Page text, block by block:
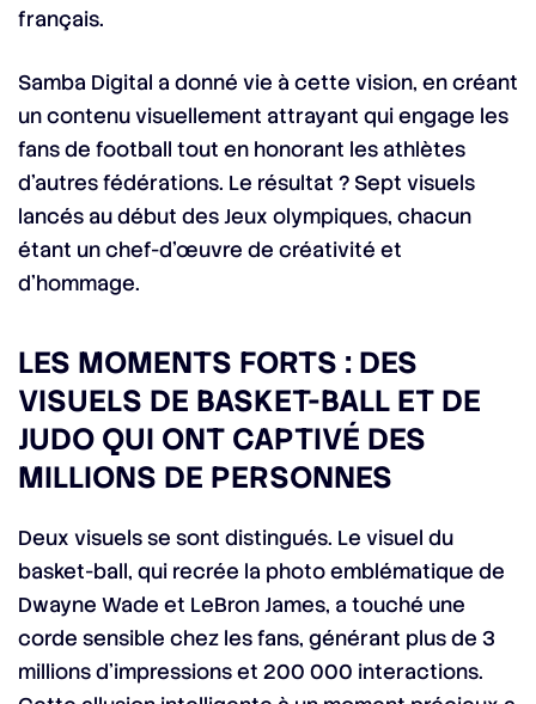
français.
Samba Digital a donné vie à cette vision, en créant
un contenu visuellement attrayant qui engage les
fans de football tout en honorant les athlètes
d’autres fédérations. Le résultat ? Sept visuels
lancés au début des Jeux olympiques, chacun
étant un chef-d’œuvre de créativité et
d’hommage.
LES MOMENTS FORTS : DES
VISUELS DE BASKET-BALL ET DE
JUDO QUI ONT CAPTIVÉ DES
MILLIONS DE PERSONNES
Deux visuels se sont distingués. Le visuel du
basket-ball, qui recrée la photo emblématique de
Dwayne Wade et LeBron James, a touché une
corde sensible chez les fans, générant plus de 3
millions d’impressions et 200 000 interactions.